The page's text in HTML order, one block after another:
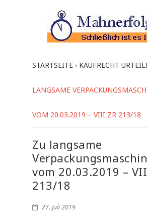
STARTSEITE › KAUFRECHT
LANGSAME
VOM 20.03.2019 – VIII ZR 213/18
Zu langsame
vom 20.03.2019 –
213/18
27. Juli 2019